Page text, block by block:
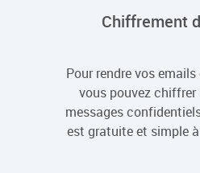
Chiffrement
Pour rendre vos
vous pouvez chiffrer
messages
est gratuite et simple